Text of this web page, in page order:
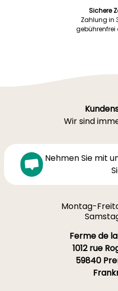
Sichere
Zahlung in
gebührenfrei
Wir sind
Nehmen Sie mit
Montag-
Ferme de
1012 rue
59840